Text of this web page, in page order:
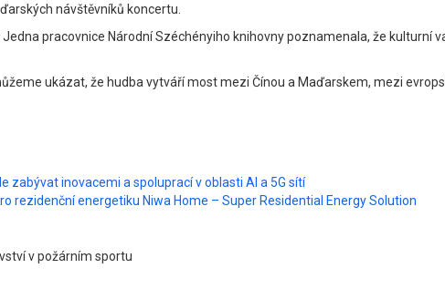
návštěvníků koncertu.
pracovnice Národní Széchényiho knihovny poznamenala, že kulturní
ukázat, že hudba vytváří most mezi Čínou a Maďarskem, mezi
zabývat inovacemi a spoluprací v oblasti AI a 5G sítí
rezidenční energetiku Niwa Home – Super Residential Energy Solution